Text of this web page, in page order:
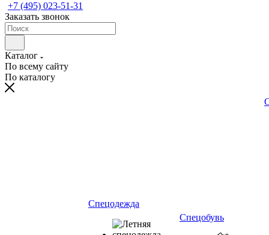
+7 (495) 023-51-31
Заказать звонок
Каталог
По всему сайту
По каталогу
Спецодежда
Спецобувь